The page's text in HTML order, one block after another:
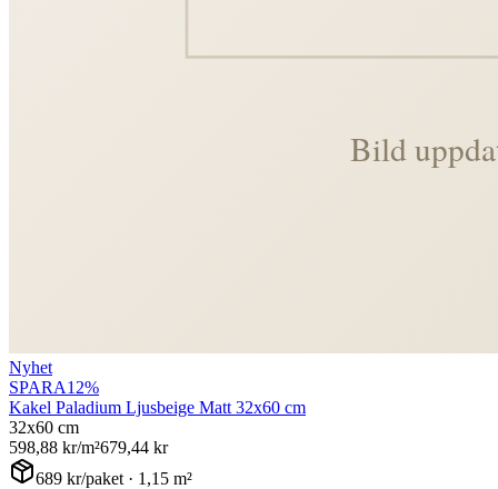
Nyhet
SPARA12%
Kakel Paladium Ljusbeige Matt 32x60 cm
32x60 cm
598,88 kr/m²679,44 kr
689 kr/paket · 1,15 m²